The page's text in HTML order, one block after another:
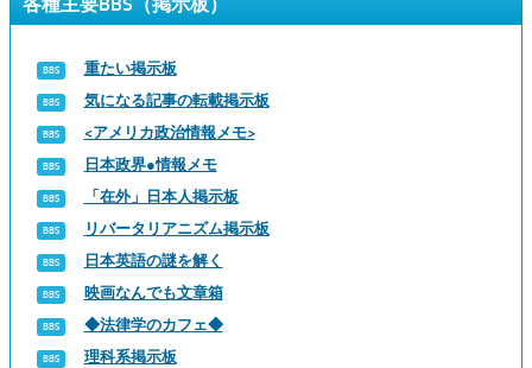
重たい掲示板
気になる記事の転載掲示板
<アメリカ政治情報メモ>
日本政界●情報メモ
「在外」日本人掲示板
リバータリアニズム掲示板
日本英語の謎を解く
映画なんでも文章箱
◆法律学のカフェ◆
理科系掲示板